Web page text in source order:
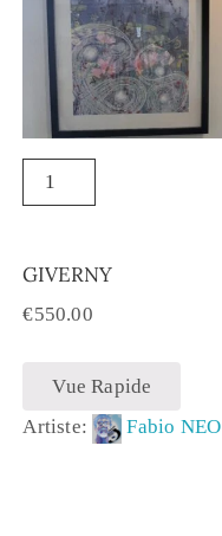
GIVERNY
€550.00
Vue Rapide
Artiste:
Fabio NEO